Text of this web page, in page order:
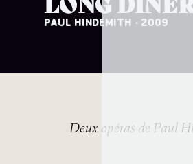
PAUL HINDEMITH · 2009
Deux opéras de Paul